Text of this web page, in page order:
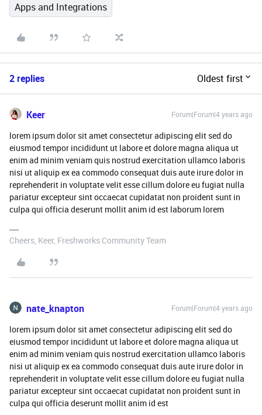
Apps and Integrations
2 replies Oldest first
Keer Forum|Forum|4 years ago
lorem ipsum dolor sit amet consectetur adipiscing elit sed do
eiusmod tempor incididunt ut labore et dolore magna aliqua ut
enim ad minim veniam quis nostrud exercitation ullamco laboris
nisi ut aliquip ex ea commodo consequat duis aute irure dolor in
reprehenderit in voluptate velit esse cillum dolore eu fugiat nulla
pariatur excepteur sint occaecat cupidatat non proident sunt in
culpa qui officia deserunt mollit anim id est laborum lorem
Cheers, Keer, Freshworks Community Team
nate_knapton Forum|Forum|4 years ago
lorem ipsum dolor sit amet consectetur adipiscing elit sed do
eiusmod tempor incididunt ut labore et dolore magna aliqua ut
enim ad minim veniam quis nostrud exercitation ullamco laboris
nisi ut aliquip ex ea commodo consequat duis aute irure dolor in
reprehenderit in voluptate velit esse cillum dolore eu fugiat nulla
pariatur excepteur sint occaecat cupidatat non proident sunt in
culpa qui officia deserunt mollit anim id est